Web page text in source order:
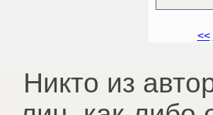
<<
Никто из